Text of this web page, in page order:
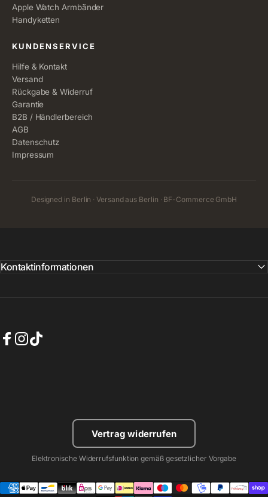
Apple Watch Armbänder
Handyketten
KUNDENSERVICE
Hilfe & Kontakt
Versand
Rückgabe & Widerruf
Garantie
B2B / Händlerbereich
AGB
Datenschutz
Impressum
Designed in Berlin · Versand aus Berlin · BF-Commerce GmbH
Kontaktinformationen
Vertrag widerrufen
Elektronische Widerrufsfunktion gemäß gesetzlicher Vorgabe